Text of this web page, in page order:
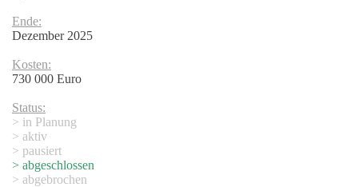
Ende:
Dezember 2025
Kosten:
730 000 Euro
Status:
> in Planung
> aktiv
> pausiert
> abgeschlossen
> abgebrochen